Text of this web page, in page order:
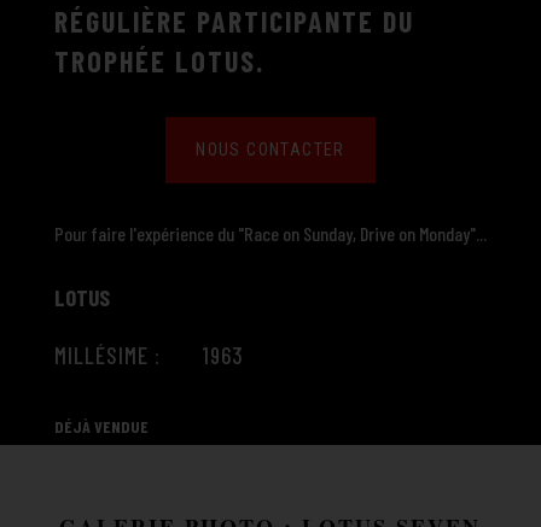
RÉGULIÈRE PARTICIPANTE DU
TROPHÉE LOTUS.
NOUS CONTACTER
Pour faire l'expérience du "Race on Sunday, Drive on Monday"...
LOTUS
MILLÉSIME : 1963
DÉJÀ VENDUE